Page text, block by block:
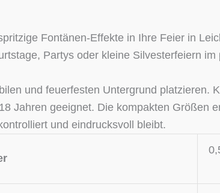
Fontänen-Effekte in Ihre Feier in
Partys oder kleine Silvesterfeiern im
und feuerfesten Untergrund platzieren.
Jahren geeignet. Die kompakten Größen
und eindrucksvoll bleibt.